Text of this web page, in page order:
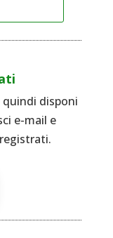
quindi disponi
e-mail e